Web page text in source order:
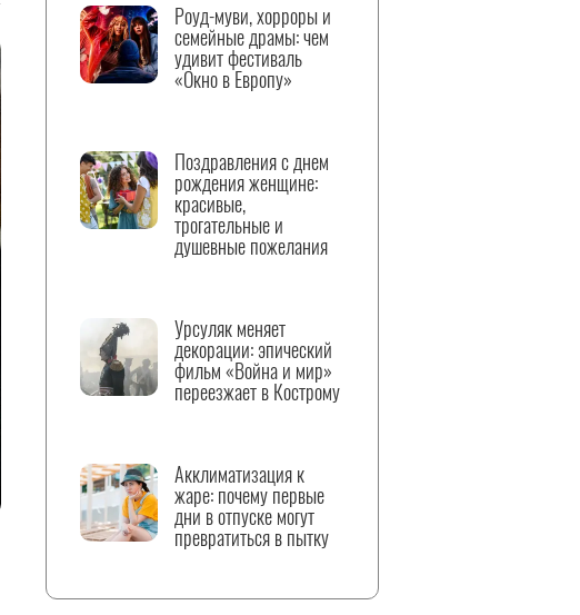
Роуд-муви, хорроры и
семейные драмы: чем
удивит фестиваль
«Окно в Европу»
Поздравления с днем
рождения женщине:
красивые,
трогательные и
душевные пожелания
Урсуляк меняет
декорации: эпический
фильм «Война и мир»
переезжает в Кострому
Акклиматизация к
жаре: почему первые
дни в отпуске могут
превратиться в пытку